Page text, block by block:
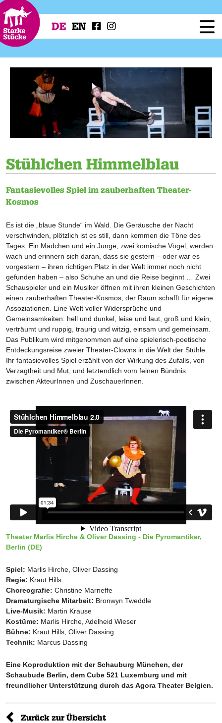
DE EN
Festival
Programm
Workshops
Festivalprojekte
Presse
Stühlchen Himmelblau
Fantasievolles Spiel im zauberhaften Theater-
Kosmos
Es ist die „blaue Stunde“ im Wald. Die Geräusche der Nacht
verschwinden, plötzlich ist es still, dann kommen die Töne des
Tages. Ein Mädchen und ein Junge, zwei komische Vögel, werden
wach und erinnern sich daran, dass sie gestern – oder war es
vorgestern – ihren richtigen Platz in der Welt immer noch nicht
gefunden haben – also Schuhe an und die Reise beginnt … Zwei
Schauspieler und ein Musiker öffnen mit ihren kleinen Geschichten
einen zauberhaften Theater-Kosmos, der Raum schafft für eigene
Assoziationen. Eine Welt voller Widersprüche und
Gemeinsamkeiten: hell und dunkel, leise und laut, groß und klein,
verträumt und ruppig, traurig und witzig, einsam und gemeinsam.
Das Publikum wird mitgenommen auf eine spielerisch-poetische
Entdeckungsreise zweier Theater-Clowns in die Welt der Stühle.
Ihr fantasievolles Spiel erzählt von der Wirkung des Zufalls, von
Verzagtheit und Mut, und letztendlich vom feinen Bündnis
zwischen AkteurInnen und ZuschauerInnen.
Theater Marlis Hirche & Oliver Dassing - Die Pyromantiker,
Berlin (DE)
Spiel: Marlis Hirche, Oliver Dassing
Regie: Kraut Hills
Choreografie: Christine Marneffe
Dramaturgische Mitarbeit: Bronwyn Tweddle
Live-Musik: Martin Krause
Kostüme: Marlis Hirche, Adelheid Wieser
Bühne: Kraut Hills, Oliver Dassing
Technik: Marcus Dassing
Eine Koproduktion mit der Schauburg München, der
Schaubude Berlin, dem Cube 521 Luxemburg und mit
freundlicher Unterstützung durch das Agora Theater Belgien.
Zurück zur Übersicht